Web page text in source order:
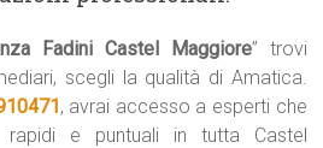
Fadini Castel Maggiore” trovi
scegli la qualità di Amatica.
, avrai accesso a esperti che
rapidi e puntuali in tutta Castel